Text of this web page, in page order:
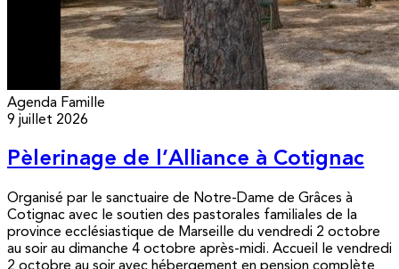
Agenda Famille
9 juillet 2026
Pèlerinage de l’Alliance à Cotignac
Organisé par le sanctuaire de Notre-Dame de Grâces à
Cotignac avec le soutien des pastorales familiales de la
province ecclésiastique de Marseille du vendredi 2 octobre
au soir au dimanche 4 octobre après-midi. Accueil le vendredi